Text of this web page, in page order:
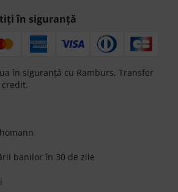
în siguranță
în siguranță cu Ramburs, Transfer
credit.
banilor în 30 de zile